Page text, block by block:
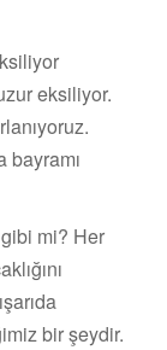
eksiliyor.
bayramı
mi? Her
bir şeydir.